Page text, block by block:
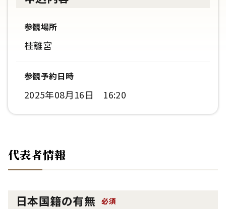
参観場所
桂離宮
参観予約日時
2025年08月16日 16:20
代表者情報
日本国籍の有無 必須